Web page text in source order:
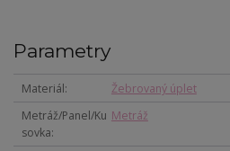
Parametry
Materiál
Žebrovaný úplet
Metráž/Panel/Ku
sovka
Metráž